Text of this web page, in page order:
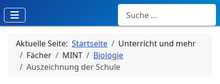
Suchen
Aktuelle Seite: Startseite
Unterricht und mehr
Fächer
MINT
Biologie
Auszeichnung der Schule